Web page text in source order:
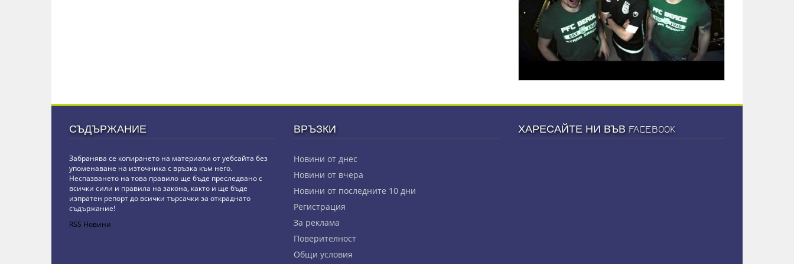
СЪДЪРЖАНИЕ
Забранява се копирането на материали от уебсайта без
упоменаване на източника с връзка към него.
Неспазването на това правило ще бъде преследвано с
всички сили и правила на закона, както и ще бъде
изпратен репорт до всички търсачки за откраднато
съдържание!
RSS Новини
ВРЪЗКИ
Новини от днес
Новини от вчера
Новини от последните 10 дни
Регистрация
За реклама
Πoвepитeлнocт
Общи условия
ХАРЕСАЙТЕ НИ ВЪВ FACEBOOK